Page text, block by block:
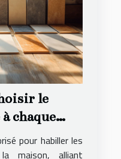
le
chaque
pour habiller les
maison, alliant